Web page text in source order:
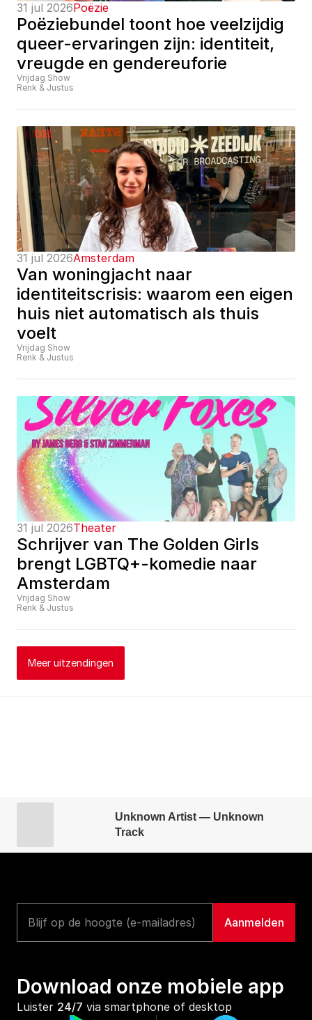
31 jul 2026Poëzie
Poëziebundel toont hoe veelzijdig
queer-ervaringen zijn: identiteit,
vreugde en gendereuforie
Vrijdag Show
Renk & Justus
31 jul 2026Amsterdam
Van woningjacht naar
identiteitscrisis: waarom een eigen
huis niet automatisch als thuis
voelt
Vrijdag Show
Renk & Justus
31 jul 2026Theater
Schrijver van The Golden Girls
brengt LGBTQ+-komedie naar
Amsterdam
Vrijdag Show
Renk & Justus
Meer uitzendingen
Unknown Artist — Unknown
Track
Download onze mobiele app
Luister 24/7 via smartphone of desktop